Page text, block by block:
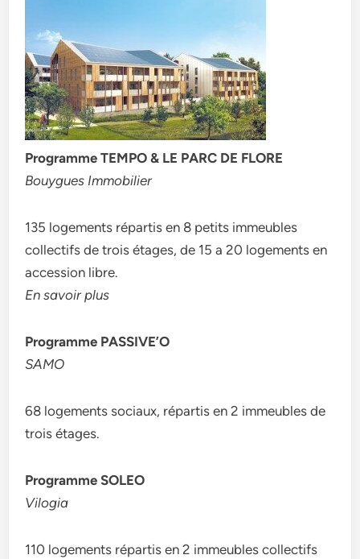
Programme TEMPO & LE PARC DE FLORE
Bouygues Immobilier
135 logements répartis en 8 petits immeubles
collectifs de trois étages, de 15 a 20 logements en
accession libre.
En savoir plus
Programme PASSIVE’O
SAMO
68 logements sociaux, répartis en 2 immeubles de
trois étages.
Programme SOLEO
Vilogia
110 logements répartis en 2 immeubles collectifs